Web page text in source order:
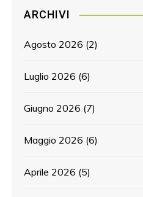
ARCHIVI
Agosto 2026 (2)
Luglio 2026 (6)
Giugno 2026 (7)
Maggio 2026 (6)
Aprile 2026 (5)